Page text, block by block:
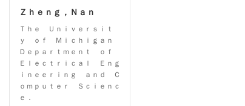
Ｚｈｅｎｇ，Ｎａｎ
Ｔｈｅ Ｕｎｉｖｅｒｓｉｔ
ｙ ｏｆ Ｍｉｃｈｉｇａｎ
Ｄｅｐａｒｔｍｅｎｔ ｏｆ
Ｅｌｅｃｔｒｉｃａｌ Ｅｎｇ
ｉｎｅｅｒｉｎｇ ａｎｄ Ｃ
ｏｍｐｕｔｅｒ Ｓｃｉｅｎｃ
ｅ．